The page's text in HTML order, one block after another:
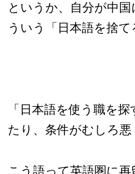
というか、自分が中
ういう「日本語を捨
「日本語を使う職を
たり、条件がむしろ
こう語って英語圏に